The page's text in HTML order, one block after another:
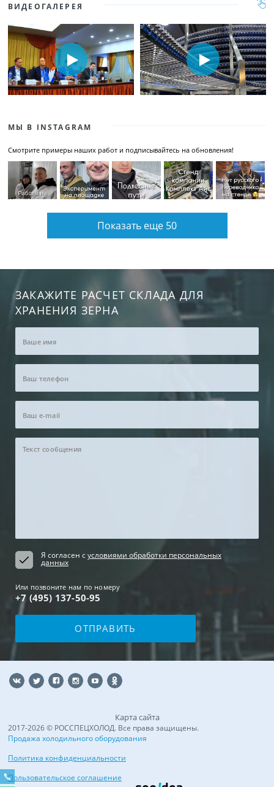
ВИДЕОГАЛЕРЕЯ
МЫ В INSTAGRAM
Смотрите примеры наших работ и подписывайтесь на обновления!
Показать еще 50
ЗАКАЖИТЕ РАСЧЕТ СКЛАДА ДЛЯ
ХРАНЕНИЯ ЗЕРНА
Я согласен сусловиями обработки персональных
данных
Или позвоните нам по номеру
+7 (495) 137-50-95
2017-2026 © РОССПЕЦХОЛОД. Все права защищены.
Продажа холодильного оборудования
Политика конфиденциальности
Пользовательское соглашение
Карта сайта